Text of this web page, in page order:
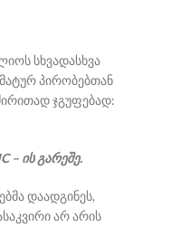
სხვადასხვა
პირობებთან
ჯგუფებად:
– ის გარეშე.
დაადგინეს,
არ არის